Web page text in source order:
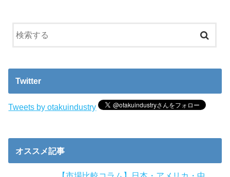
Twitter
Tweets by otakuindustry
オススメ記事